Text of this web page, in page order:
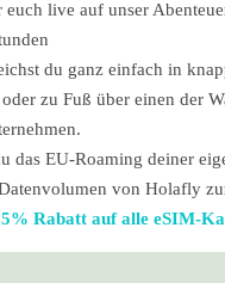
live auf unser
du ganz einfach in
zu Fuß über einen der
das EU-Roaming deiner
von Holafly
Rabatt auf alle eSIM-